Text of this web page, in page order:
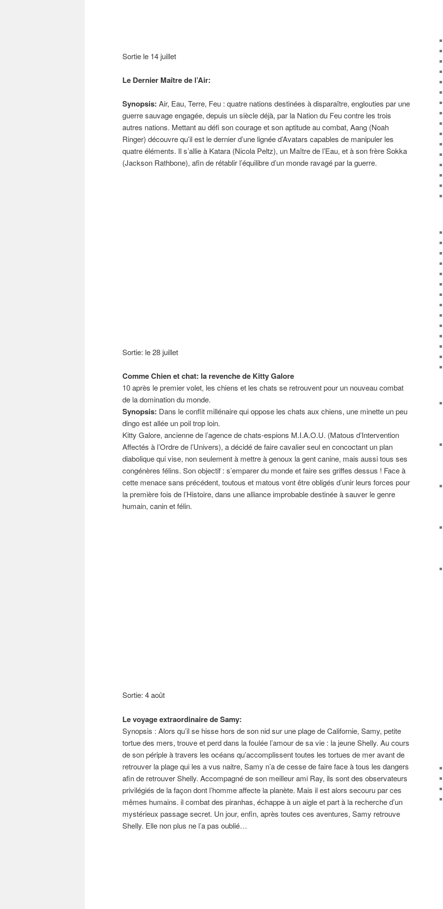
Sortie le 14 juillet
Le Dernier Maître de l’Air:
Synopsis: Air, Eau, Terre, Feu : quatre nations destinées à disparaître, englouties par une
guerre sauvage engagée, depuis un siècle déjà, par la Nation du Feu contre les trois
autres nations. Mettant au défi son courage et son aptitude au combat, Aang (Noah
Ringer) découvre qu’il est le dernier d’une lignée d’Avatars capables de manipuler les
quatre éléments. Il s’allie à Katara (Nicola Peltz), un Maître de l’Eau, et à son frère Sokka
(Jackson Rathbone), afin de rétablir l’équilibre d’un monde ravagé par la guerre.
Sortie: le 28 juillet
Comme Chien et chat: la revenche de Kitty Galore
10 après le premier volet, les chiens et les chats se retrouvent pour un nouveau combat
de la domination du monde.
Synopsis: Dans le conflit millénaire qui oppose les chats aux chiens, une minette un peu
dingo est allée un poil trop loin.
Kitty Galore, ancienne de l’agence de chats-espions M.I.A.O.U. (Matous d’Intervention
Affectés à l’Ordre de l’Univers), a décidé de faire cavalier seul en concoctant un plan
diabolique qui vise, non seulement à mettre à genoux la gent canine, mais aussi tous ses
congénères félins. Son objectif : s’emparer du monde et faire ses griffes dessus ! Face à
cette menace sans précédent, toutous et matous vont être obligés d’unir leurs forces pour
la première fois de l’Histoire, dans une alliance improbable destinée à sauver le genre
humain, canin et félin.
Sortie: 4 août
Le voyage extraordinaire de Samy:
Synopsis : Alors qu’il se hisse hors de son nid sur une plage de Californie, Samy, petite
tortue des mers, trouve et perd dans la foulée l’amour de sa vie : la jeune Shelly. Au cours
de son périple à travers les océans qu’accomplissent toutes les tortues de mer avant de
retrouver la plage qui les a vus naitre, Samy n’a de cesse de faire face à tous les dangers
afin de retrouver Shelly. Accompagné de son meilleur ami Ray, ils sont des observateurs
privilégiés de la façon dont l’homme affecte la planète. Mais il est alors secouru par ces
mêmes humains. il combat des piranhas, échappe à un aigle et part à la recherche d’un
mystérieux passage secret. Un jour, enfin, après toutes ces aventures, Samy retrouve
Shelly. Elle non plus ne l’a pas oublié…